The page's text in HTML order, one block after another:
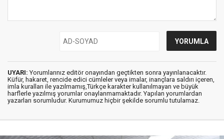
UYARI: Yorumlarınız editör onayından geçtikten sonra yayınlanacaktır.
Küfür, hakaret, rencide edici cümleler veya imalar, inançlara saldırı içeren,
imla kuralları ile yazılmamış,Türkçe karakter kullanılmayan ve büyük
harflerle yazılmış yorumlar onaylanmamaktadır. Yapılan yorumlardan
yazarları sorumludur. Kurumumuz hiçbir şekilde sorumlu tutulamaz.